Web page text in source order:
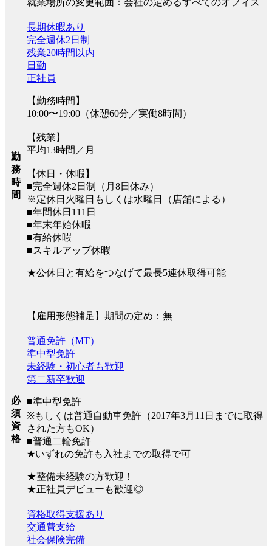
就業場所の変更範囲：会社の定めるすべてのオフィス
勤
務
時
間
長期休暇あり
完全週休2日制
残業20時間以内
日勤
正社員
【勤務時間】
10:00〜19:00（休憩60分／実働8時間）
【残業】
平均13時間／月
【休日・休暇】
■完全週休2日制（月8日休み）
※定休日火曜日もしくは水曜日（店舗による）
■年間休日111日
■年末年始休暇
■有給休暇
■スキルアップ休暇
★公休日と有給をつなげて最長5連休取得可能
【雇用形態補足】期間の定め：無
必
須
資
格
普通免許（MT）
準中型免許
未経験・初心者も歓迎
第二新卒歓迎
■準中型免許
※もしくは普通自動車免許（2017年3月11日までに取得
された方もOK）
■普通二輪免許
★いずれの免許も入社までの取得で可
★整備未経験の方歓迎！
★正社員デビューも歓迎◎
資格取得支援あり
交通費支給
社会保険完備